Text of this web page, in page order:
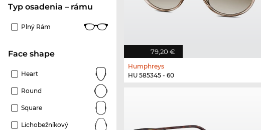
Typ osadenia – rámu
Plný Rám
Face shape
Heart
Round
Square
Lichobežníkový
79,20 €
Humphreys
HU 585345 - 60